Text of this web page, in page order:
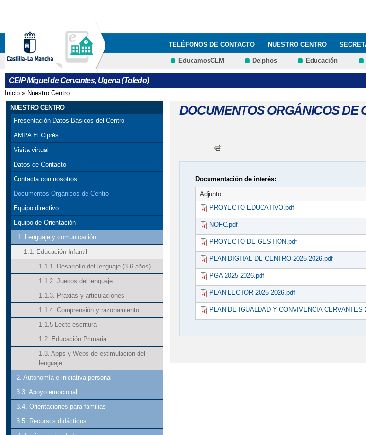
TELÉFONOS DE CONTACTO NUESTRO CENTRO
TABLÓN DE ANUNCIOS TRANSPORTE PADLET 4º DE
EducamosCLM Delphos Educación
CEIP Miguel de Cervantes, Ugena (Toledo)
Se encuentra usted aquí
Inicio » Nuestro Centro
NUESTRO CENTRO
Presentación Datos Básicos del Centro
AMPA El Ciprés
Visita virtual
Datos de Contacto
Contacta con nosotros
Documentos Orgánicos de Centro
Equipo directivo
Equipo de Orientación
1. Lenguaje y comunicación
1.1. Educación Infantil
1.1.1. Desarrollo del lenguaje (3-6 años)
1.1.2. Juegos del lenguaje
1.1.3. Praxias y articulaciones
1.1.4. Comprensión y razonamiento
1.1.5 Lecto-escritura
1.2. Educación Primaria
1.3. Apps y Webs de estimulación del
lenguaje
2. Autonomía e iniciativa personal
3.3. Apoyo emocional
3.4. Orientaciones para familias
3.5. Recursos didácticos
DOCUMENTOS ORGÁNICOS DE
Documentación de interés:
Adjunto
PROYECTO EDUCATIVO.pdf
NOFC.pdf
PROYECTO DE GESTION.pdf
PLAN DIGITAL DE CENTRO 2025-2026.pdf
PGA 2025-2026.pdf
PLAN LECTOR 2025-2026.pdf
PLAN DE IGUALDAD Y CONVIVENCIA CERVANTES